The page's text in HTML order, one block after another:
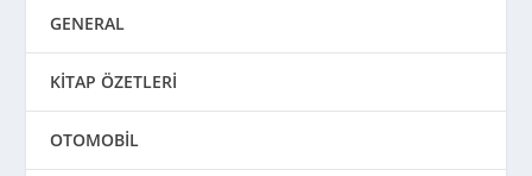
GENERAL
KİTAP ÖZETLERİ
OTOMOBİL